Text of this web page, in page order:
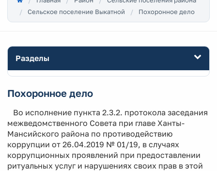
Сельское поселение Выкатной
Похоронное дело
Разделы
Похоронное дело
Во исполнение пункта 2.3.2. протокола заседания
межведомственного Совета при главе Ханты-
Мансийского района по противодействию
коррупции от 26.04.2019 № 01/19, в случаях
коррупционных проявлений при предоставлении
ритуальных услуг и нарушениях своих прав в этой